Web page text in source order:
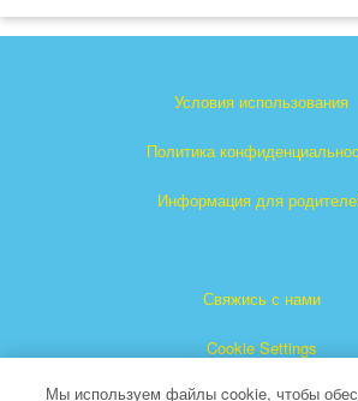
Условия использования
Политика
Информация для
Свяжись с нами
Cookie Settings
Мы используем файлы cookie, чтобы